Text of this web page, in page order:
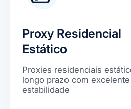
Proxy Residencial
Estático
Proxies residenciais
longo prazo com
estabilidade